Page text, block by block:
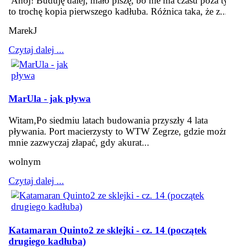
to trochę kopia pierwszego kadłuba. Różnica taka, że
MarekJ
Czytaj dalej ...
MarUla - jak pływa
Witam,Po siedmiu latach budowania przyszły 4 lata
pływania. Port macierzysty to WTW Zegrze, gdzie
mnie zazwyczaj złapać, gdy akurat...
wolnym
Czytaj dalej ...
Katamaran Quinto2 ze sklejki - cz. 14 (początek
drugiego kadłuba)